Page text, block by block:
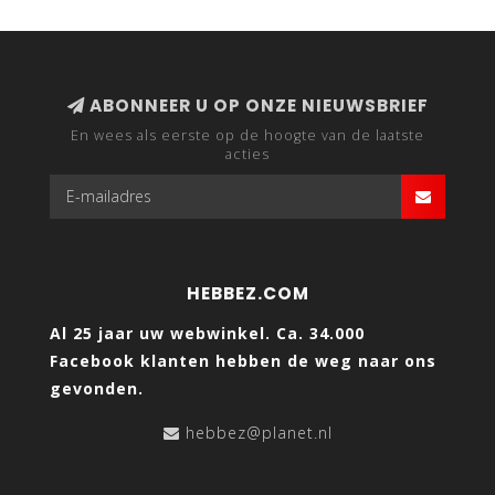
ABONNEER U OP ONZE NIEUWSBRIEF
En wees als eerste op de hoogte van de laatste
acties
HEBBEZ.COM
Al 25 jaar uw webwinkel. Ca. 34.000
Facebook klanten hebben de weg naar ons
gevonden.
hebbez@planet.nl